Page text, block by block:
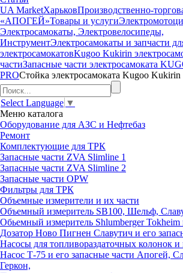
UA MarketХарьковПроизводственно-
«АПОГЕЙ»Товары и услуги
Электросамокаты, Электровелосипеды,
ИнструментЭлектросамокаты и запчасти
электросамокатовKugoo Kukirin
частиЗапасные части электросамоката
PROСтойка электросамоката Kugoo
Select Language ▼
Меню каталога
Оборудование для АЗС и Нефтебаз
Ремонт
Комплектующие для ТРК
Запасные части ZVA Slimline 1
Запасные части ZVA Slimline 2
Запасные части OPW
Фильтры для ТРК
Объемные измерители и их части
Объемный измеритель SB100, Шельф,
Обьемный измеритель Shlumberger Tokheim
Дозатор Ново Пигнен Славутич и его
Насосы для топливораздаточных колонок и
Насос Т-75 и его запасные части Апогей,
Геркон,